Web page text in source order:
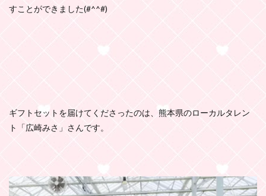
すことができました(#^^#)
ギフトセットを届けてくださったのは、熊本県のローカルタレン
ト「広崎みさ」さんです。